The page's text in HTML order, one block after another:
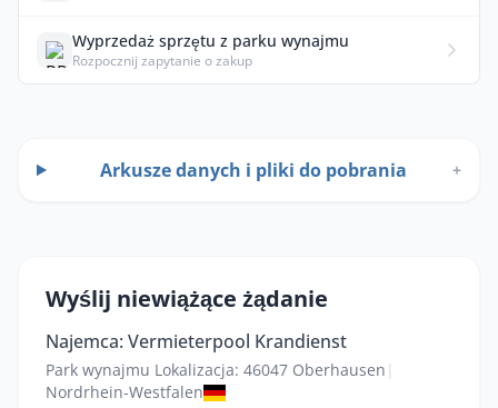
Wyprzedaż sprzętu z parku wynajmu
Rozpocznij zapytanie o zakup
Arkusze danych i pliki do pobrania +
Wyślij niewiążące żądanie
Najemca: Vermieterpool Krandienst
Park wynajmu Lokalizacja: 46047 Oberhausen |
Nordrhein-Westfalen